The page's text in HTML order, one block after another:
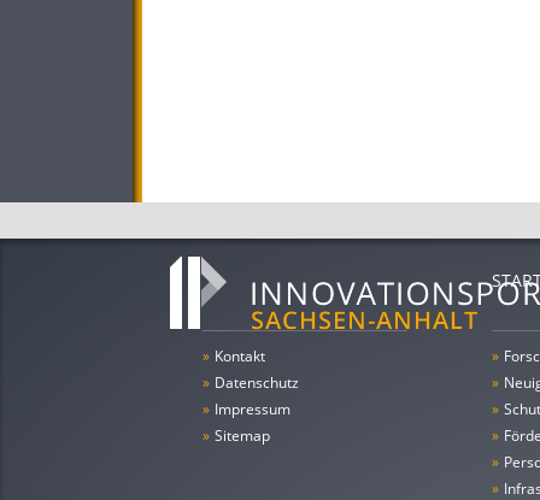
» Kontakt
» Datenschutz
» Impressum
» Sitemap
»
»
»
»
»
»